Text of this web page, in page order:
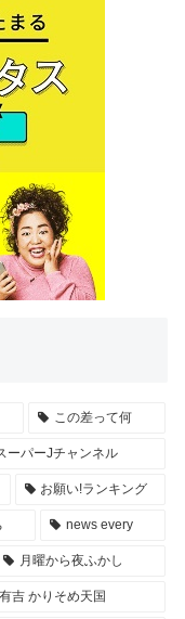
この差って何
ーパーJチャンネル
お願い!ランキング
news every
月曜から夜ふかし
吉 かりそめ天国